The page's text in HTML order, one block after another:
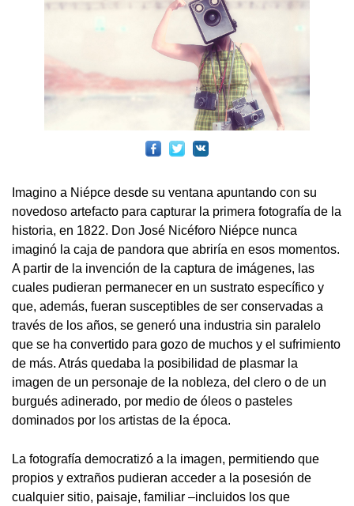
Imagino a Niépce desde su ventana apuntando con su
novedoso artefacto para capturar la primera fotografía de la
historia, en 1822. Don José Nicéforo Niépce nunca
imaginó la caja de pandora que abriría en esos momentos.
A partir de la invención de la captura de imágenes, las
cuales pudieran permanecer en un sustrato específico y
que, además, fueran susceptibles de ser conservadas a
través de los años, se generó una industria sin paralelo
que se ha convertido para gozo de muchos y el sufrimiento
de más. Atrás quedaba la posibilidad de plasmar la
imagen de un personaje de la nobleza, del clero o de un
burgués adinerado, por medio de óleos o pasteles
dominados por los artistas de la época.
La fotografía democratizó a la imagen, permitiendo que
propios y extraños pudieran acceder a la posesión de
cualquier sitio, paisaje, familiar –incluidos los que